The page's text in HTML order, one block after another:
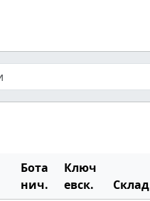
Бота
нич.
Ключ
евск.
Склад